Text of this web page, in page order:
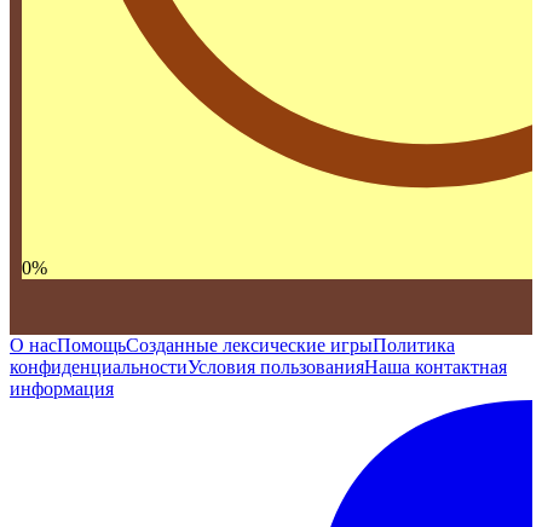
0%
О насПомощьСозданные лексические игрыПолитика
конфиденциальностиУсловия пользованияНаша контактная
информация